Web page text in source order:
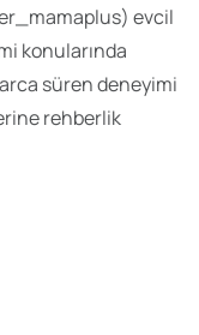
) evcil
konularında
süren deneyimi
rehberlik